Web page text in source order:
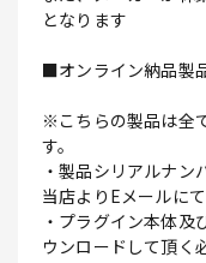
となります
■オンライン納品製
※こちらの製品は全
す。
・製品シリアルナン
当店よりEメールに
・プラグイン本体
ウンロードして頂く